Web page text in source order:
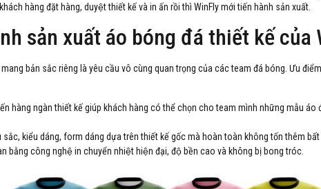
hàng đặt hàng, duyệt thiết kế và in ấn rồi thì WinFly mới tiến hành sản xuất.
sản xuất áo bóng đá thiết kế của
bản sắc riêng là yêu cầu vô cùng quan trọng của các team đá bóng. Ưu
hàng ngàn thiết kế giúp khách hàng có thể chọn cho team mình những mẫu
kiểu dáng, form dáng dựa trên thiết kế gốc mà hoàn toàn không tốn thêm
bằng công nghệ in chuyển nhiệt hiện đại, độ bền cao và không bị bong tróc.